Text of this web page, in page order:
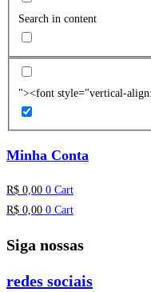
Search in content
"><font style="vertical-
Minha Conta
R$ 0,00 0 Cart
R$ 0,00 0 Cart
Siga nossas
redes sociais